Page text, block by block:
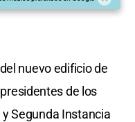
nuevo edificio de
de los
Segunda Instancia